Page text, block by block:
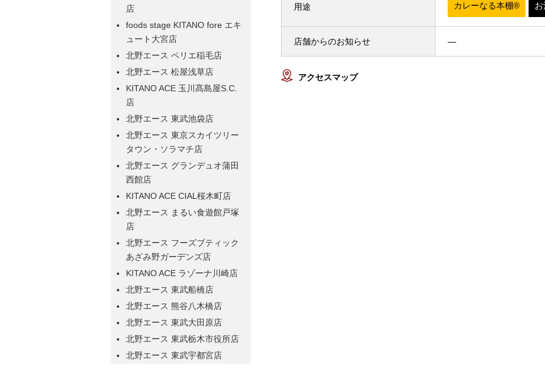
店
foods stage KITANO fore エキ
ュート大宮店
北野エース ペリエ稲毛店
北野エース 松屋浅草店
KITANO ACE 玉川髙島屋S.C.
店
北野エース 東武池袋店
北野エース 東京スカイツリー
タウン・ソラマチ店
北野エース グランデュオ蒲田
西館店
KITANO ACE CIAL桜木町店
北野エース まるい食遊館戸塚
店
北野エース フーズブティック
あざみ野ガーデンズ店
KITANO ACE ラゾーナ川崎店
北野エース 東武船橋店
北野エース 熊谷八木橋店
北野エース 東武大田原店
北野エース 東武栃木市役所店
北野エース 東武宇都宮店
用途 カレーなる本棚®
店舗からのお知らせ —
アクセスマップ